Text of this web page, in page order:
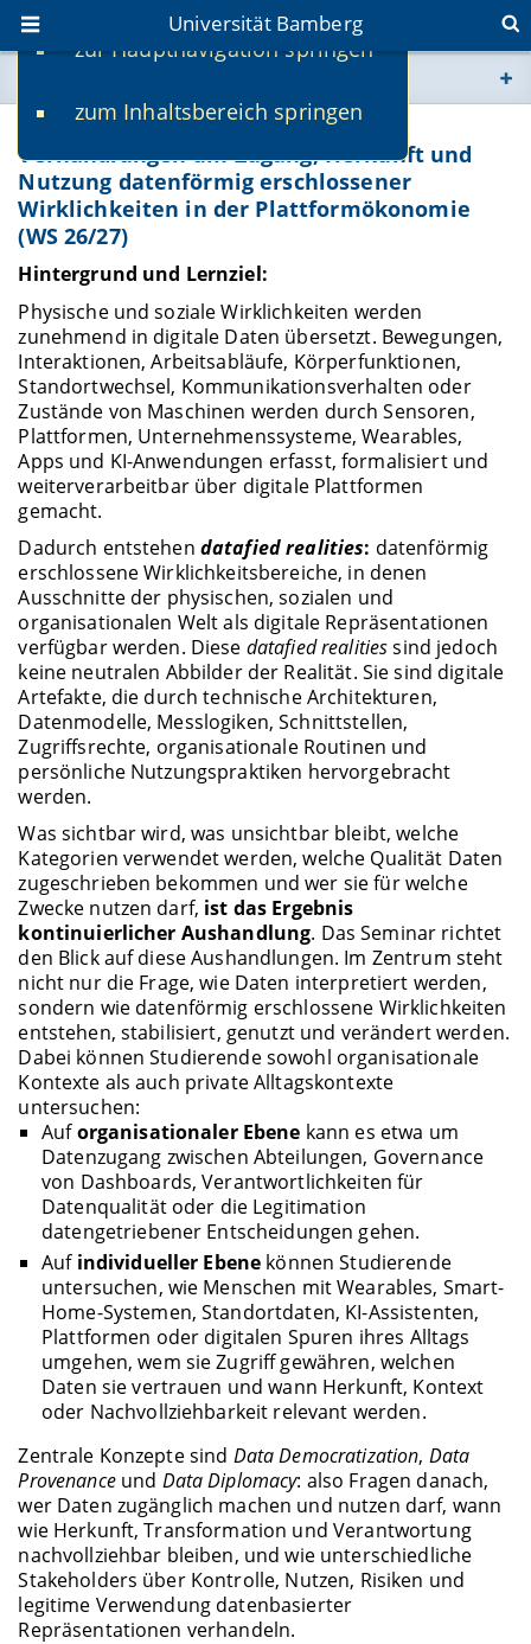
zur Hauptnavigation springen
zum Inhaltsbereich springen
Universität Bamberg
www.uni-bamberg.de
univis.uni-bamberg.de
ISPL-Sem-M: Datafied Realities –
Verhandlungen um Zugang, Herkunft und
Nutzung datenförmig erschlossener
Wirklichkeiten in der Plattformökonomie
(WS 26/27)
Hintergrund und Lernziel:
Physische und soziale Wirklichkeiten werden
zunehmend in digitale Daten übersetzt. Bewegungen,
Interaktionen, Arbeitsabläufe, Körperfunktionen,
Standortwechsel, Kommunikationsverhalten oder
Zustände von Maschinen werden durch Sensoren,
Plattformen, Unternehmenssysteme, Wearables,
Apps und KI-Anwendungen erfasst, formalisiert und
weiterverarbeitbar über digitale Plattformen
gemacht.
Dadurch entstehen datafied realities: datenförmig
erschlossene Wirklichkeitsbereiche, in denen
Ausschnitte der physischen, sozialen und
organisationalen Welt als digitale Repräsentationen
verfügbar werden. Diese datafied realitiessind jedoch
keine neutralen Abbilder der Realität. Sie sind digitale
Artefakte, die durch technische Architekturen,
Datenmodelle, Messlogiken, Schnittstellen,
Zugriffsrechte, organisationale Routinen und
persönliche Nutzungspraktiken hervorgebracht
werden.
Was sichtbar wird, was unsichtbar bleibt, welche
Kategorien verwendet werden, welche Qualität Daten
zugeschrieben bekommen und wer sie für welche
Zwecke nutzen darf, ist das Ergebnis
kontinuierlicher Aushandlung. Das Seminar richtet
den Blick auf diese Aushandlungen. Im Zentrum steht
nicht nur die Frage, wie Daten interpretiert werden,
sondern wie datenförmig erschlossene Wirklichkeiten
entstehen, stabilisiert, genutzt und verändert werden.
Dabei können Studierende sowohl organisationale
Kontexte als auch private Alltagskontexte
untersuchen:
Auforganisationaler Ebene kann es etwa um
Datenzugang zwischen Abteilungen, Governance
von Dashboards, Verantwortlichkeiten für
Datenqualität oder die Legitimation
datengetriebener Entscheidungen gehen.
Auf individueller Ebene können Studierende
untersuchen, wie Menschen mit Wearables, Smart-
Home-Systemen, Standortdaten, KI-Assistenten,
Plattformen oder digitalen Spuren ihres Alltags
umgehen, wem sie Zugriff gewähren, welchen
Daten sie vertrauen und wann Herkunft, Kontext
oder Nachvollziehbarkeit relevant werden.
Zentrale Konzepte sind Data Democratization, Data
Provenanceund Data Diplomacy: also Fragen danach,
wer Daten zugänglich machen und nutzen darf, wann
wie Herkunft, Transformation und Verantwortung
nachvollziehbar bleiben, und wie unterschiedliche
Stakeholders über Kontrolle, Nutzen, Risiken und
legitime Verwendung datenbasierter
Repräsentationen verhandeln.